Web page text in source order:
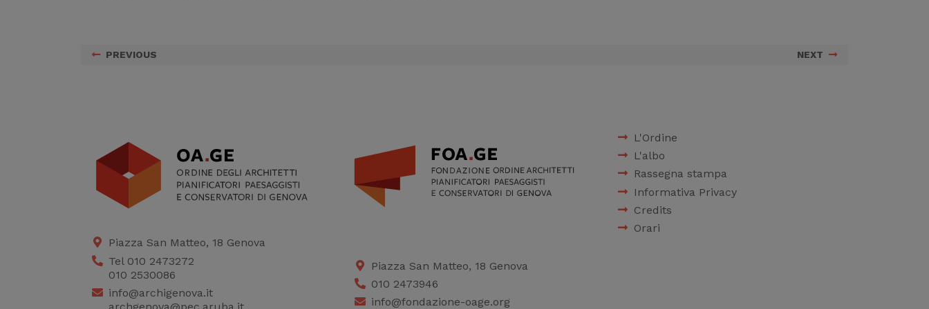
PREVIOUS NEXT
Piazza San Matteo, 18 Genova
Tel 010 2473272
010 2530086
info@archigenova.it
Piazza San Matteo, 18 Genova
010 2473946
info@fondazione-oage.org
L'Ordine
L'albo
Rassegna stampa
Informativa Privacy
Credits
Orari